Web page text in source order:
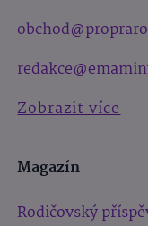
Zobrazit více
Magazín
Rodičovský